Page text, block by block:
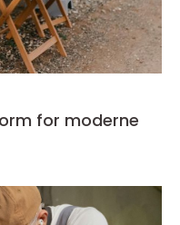
for moderne